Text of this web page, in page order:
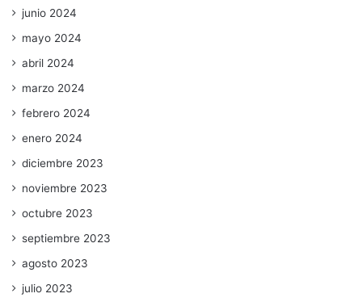
junio 2024
mayo 2024
abril 2024
marzo 2024
febrero 2024
enero 2024
diciembre 2023
noviembre 2023
octubre 2023
septiembre 2023
agosto 2023
julio 2023